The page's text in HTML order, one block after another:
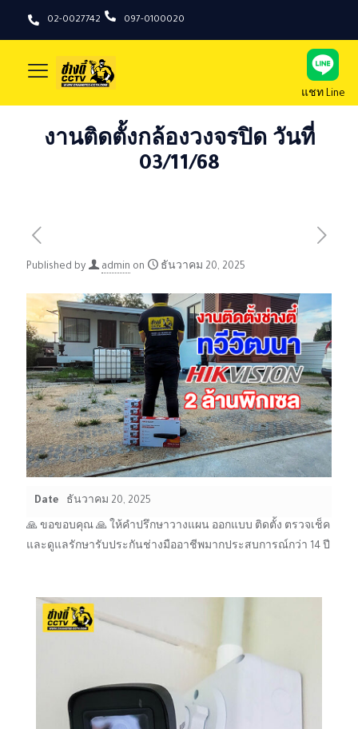
02-0027742 097-0100020
แชท Line
งานติดตั้งกล้องวงจรปิด วันที่
03/11/68
Published by admin on ธันวาคม 20, 2025
Date ธันวาคม 20, 2025
🙏 ขอขอบคุณ 🙏 ให้คำปรึกษาวางแผน ออกแบบ ติดตั้ง ตรวจเช็ค
และดูแลรักษารับประกันช่างมืออาชีพมากประสบการณ์กว่า 14 ปี